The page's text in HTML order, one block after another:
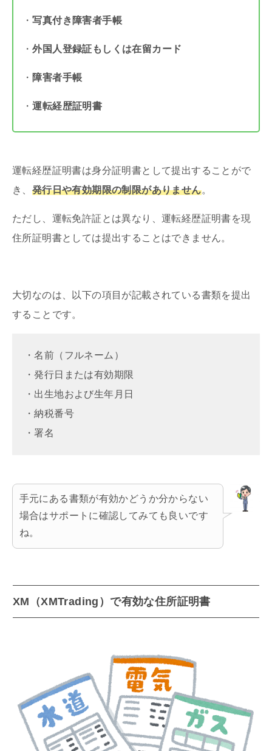
・写真付き障害者手帳
・外国人登録証もしくは在留カード
・ 障害者手帳
・運転経歴証明書
運転経歴証明書は身分証明書として提出することがで
き、 発行日や有効期限の制限がありません。
ただし、運転免許証とは異なり、運転経歴証明書を現
住所証明書としては提出することはできません。
大切なのは、以下の項目が記載されている書類を提出
することです。
・名前（フルネーム）
・発行日または有効期限
・出生地および生年月日
・納税番号
・署名
手元にある書類が有効かどうか分からない
場合はサポートに確認してみても良いです
ね。
XM（XMTrading）で有効な住所証明書